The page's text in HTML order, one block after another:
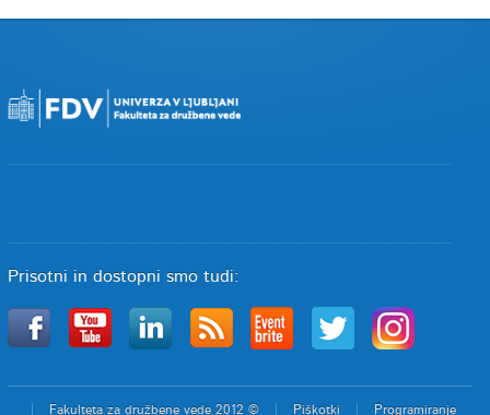
Prisotni in dostopni smo tudi:
Fakulteta za družbene vede 2012 © Piškotki Programiranje